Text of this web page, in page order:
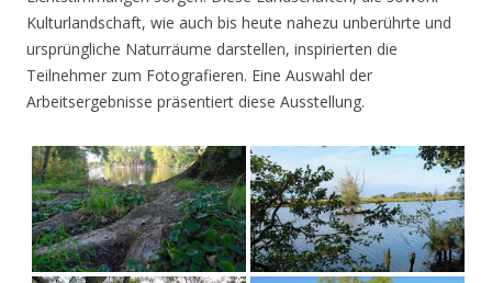
Kulturlandschaft, wie auch bis heute nahezu unberührte und
ursprüngliche Naturräume darstellen, inspirierten die
Teilnehmer zum Fotografieren. Eine Auswahl der
Arbeitsergebnisse präsentiert diese Ausstellung.